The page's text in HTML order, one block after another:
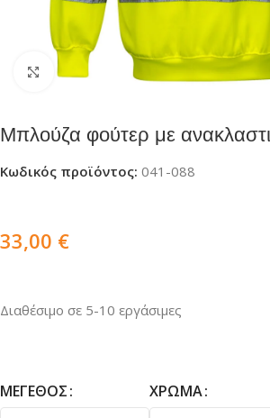
Click to enlarge
Μπλούζα φούτερ με
Κωδικός προϊόντος: 041-088
33,00 €
Διαθέσιμο σε 5-10 εργάσιμες
ΜΈΓΕΘΟΣ ΧΡΏΜΑ